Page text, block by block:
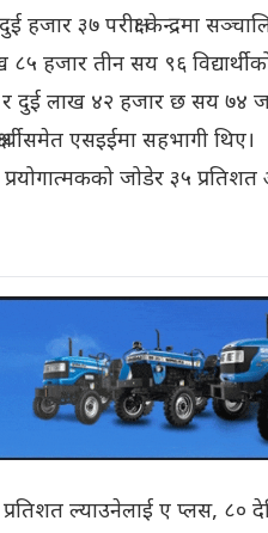
३७ परीक्षा केन्द्रमा
हजार तीन सय ९६
लाख ४२ हजार छ सय ७४ जना
एसइईमा सहभागी थिए।
जोडेर ३५ प्रतिशत
ल्याउनेलाई ए प्लस, ८०